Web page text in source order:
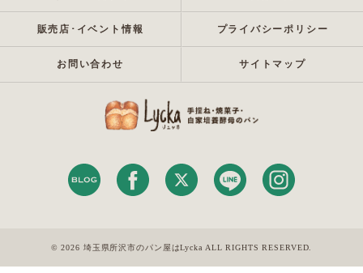
販売店･イベント情報 プライバシーポリシー
お問い合わせ サイトマップ
© 2026 埼玉県所沢市のパン屋はLycka ALL RIGHTS RESERVED.